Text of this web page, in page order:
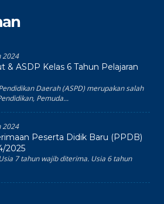
2024
ASDP Kelas 6 Tahun Pelajaran
Daerah (ASPD) merupakan salah
Pemuda...
2024
Peserta Didik Baru (PPDB)
2025
Usia 7 tahun wajib diterima. Usia 6 tahun